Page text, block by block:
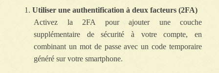
Utiliser une authentification à deux facteurs (2FA)
Activez la 2FA pour ajouter une couche
supplémentaire de sécurité à votre compte, en
combinant un mot de passe avec un code temporaire
généré sur votre smartphone.